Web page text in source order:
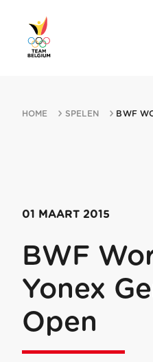
HOME SPELEN
01 MAART 2015
BWF
Yonex
Open